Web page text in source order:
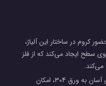
کروم در ساختار این آلیاژ،
سطح ایجاد می‌کند که از فلز
می‌کند.
قابلیت شکل‌دهی آسان به ورق 304، امکان